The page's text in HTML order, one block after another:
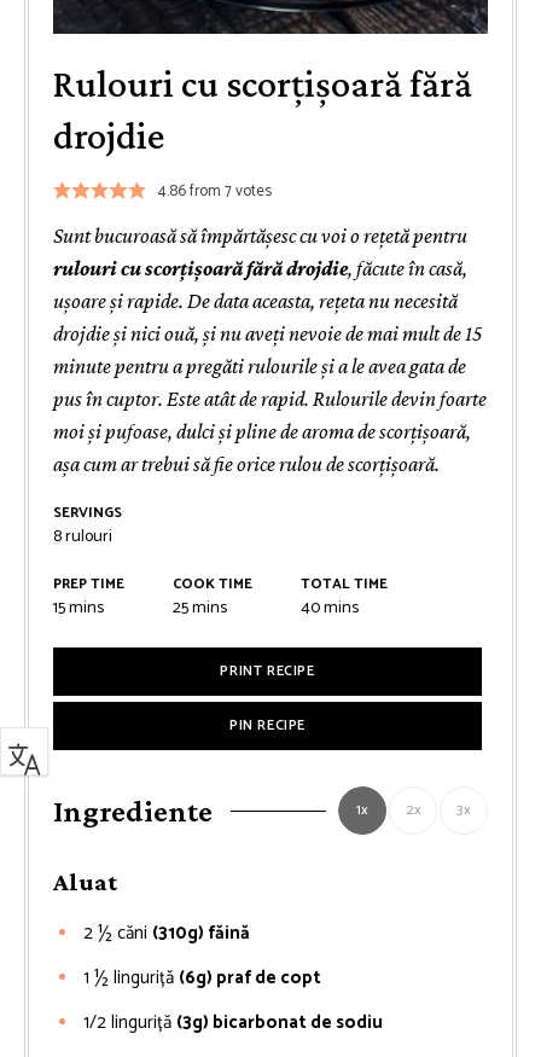
Rulouri cu scorțișoară fără
drojdie
4.86from7votes
Sunt bucuroasă să împărtășesc cu voi o rețetă pentru
rulouri cu scorțișoară fără drojdie, făcute în casă,
ușoare și rapide. De data aceasta, rețeta nu necesită
drojdie și nici ouă, și nu aveți nevoie de mai mult de 15
minute pentru a pregăti rulourile și a le avea gata de
pus în cuptor. Este atât de rapid. Rulourile devin foarte
moi și pufoase, dulci și pline de aroma de scorțișoară,
așa cum ar trebui să fie orice rulou de scorțișoară.
SERVINGS
8rulouri
PREP TIME
15minutes
mins
COOK TIME
25minutes
mins
TOTAL TIME
40minutes
mins
PRINT RECIPE
PIN RECIPE
Ingrediente 1x 2x 3x
Aluat
2 ½căni (310g) făină
1 ½linguriță (6g) praf de copt
1/2linguriță (3g) bicarbonat de sodiu